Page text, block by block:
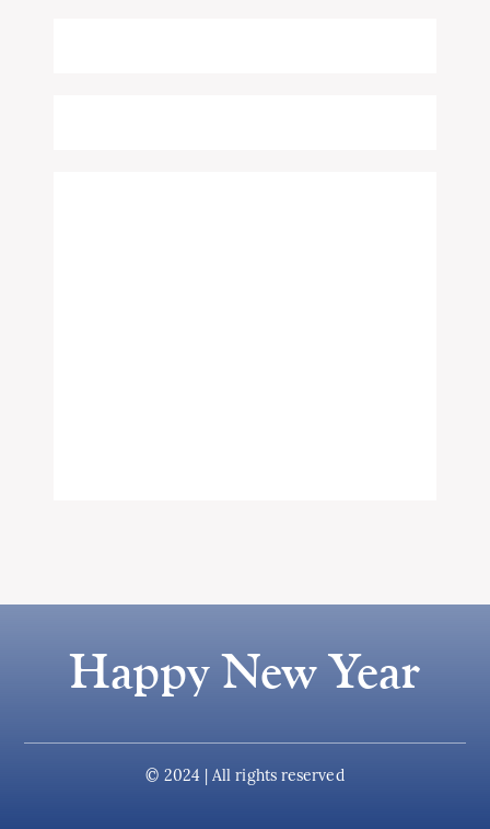
Happy New Year
© 2024 | All rights reserved